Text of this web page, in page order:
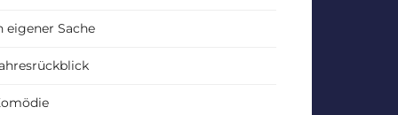
eigener Sache